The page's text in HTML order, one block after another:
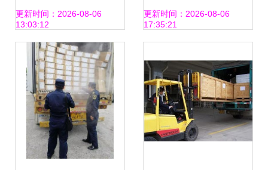
通道开行突破千列
更新时间：2026-08-06
13:03:12
要特点
更新时间：2026-08-06
17:35:21